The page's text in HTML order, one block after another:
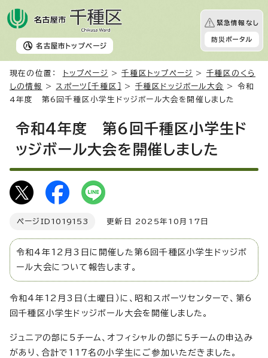
名古屋市 トップページ
緊急情報なし
防災ポータル
現在の位置： トップページ >千種区トップページ > 千種区のくら
しの情報
> スポーツ［千種区］ > 千種区ドッジボール大会
> 令和
4年度 第6回千種区小学生ドッジボール大会を開催しました
令和4年度 第6回千種区小学生ド
ッジボール大会を開催しました
ページID 1019153 更新日 2025年10月17日
令和4年12月3日に開催した第6回千種区小学生ドッジボ
ール大会について報告します。
令和4年12月3日（土曜日）に、昭和スポーツセンターで、第6
回千種区小学生ドッジボール大会を開催しました。
ジュニアの部に5チーム、オフィシャルの部に5チームの申込み
があり、合計で117名の小学生にご参加いただきました。